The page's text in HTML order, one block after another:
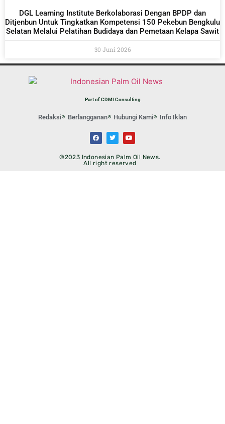
DGL Learning Institute Berkolaborasi Dengan BPDP dan
Ditjenbun Untuk Tingkatkan Kompetensi 150 Pekebun Bengkulu
Selatan Melalui Pelatihan Budidaya dan Pemetaan Kelapa Sawit
30 Juni 2026
Part of CDMI Consulting
Redaksi Berlangganan Hubungi Kami Info Iklan
©2023 Indonesian Palm Oil News.
All right reserved